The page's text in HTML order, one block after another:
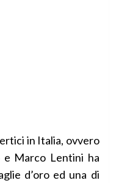
in Italia, ovvero
e Marco Lentini ha
d’oro ed una di